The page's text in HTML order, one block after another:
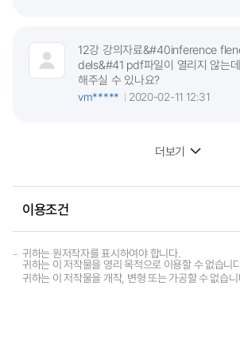
12강 강의자료&#40inference
dels&#41 pdf파일이 열리지 않는
해주실 수 있나요?
vm*****
2020-02-11 12:31
더보기
이용조건
귀하는 원저작자를 표시하여야 합니다.
귀하는 이 저작물을 영리 목적으로 이용할 수 없습니
귀하는 이 저작물을 개작, 변형 또는 가공할 수 없습